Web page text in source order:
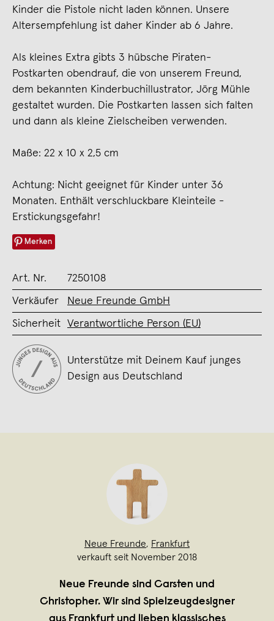
Kinder die Pistole nicht laden können. Unsere
Altersempfehlung ist daher Kinder ab 6 Jahre.
Als kleines Extra gibts 3 hübsche Piraten-
Postkarten obendrauf, die von unserem Freund,
dem bekannten Kinderbuchillustrator, Jörg Mühle
gestaltet wurden. Die Postkarten lassen sich falten
und dann als kleine Zielscheiben verwenden.
Maße: 22 x 10 x 2,5 cm
Achtung: Nicht geeignet für Kinder unter 36
Monaten. Enthält verschluckbare Kleinteile -
Erstickungsgefahr!
Merken
Art. Nr. 7250108
Verkäufer Neue Freunde GmbH
Sicherheit Verantwortliche Person (EU)
Unterstütze mit Deinem Kauf junges
Design aus Deutschland
Neue Freunde, Frankfurt
verkauft seit November 2018
Neue Freunde sind Carsten und
Christopher. Wir sind Spielzeugdesigner